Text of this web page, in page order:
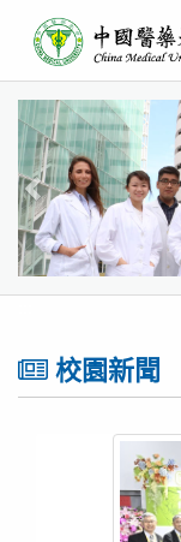
要
中
國
醫
藥
大
上
一
張
校園新聞